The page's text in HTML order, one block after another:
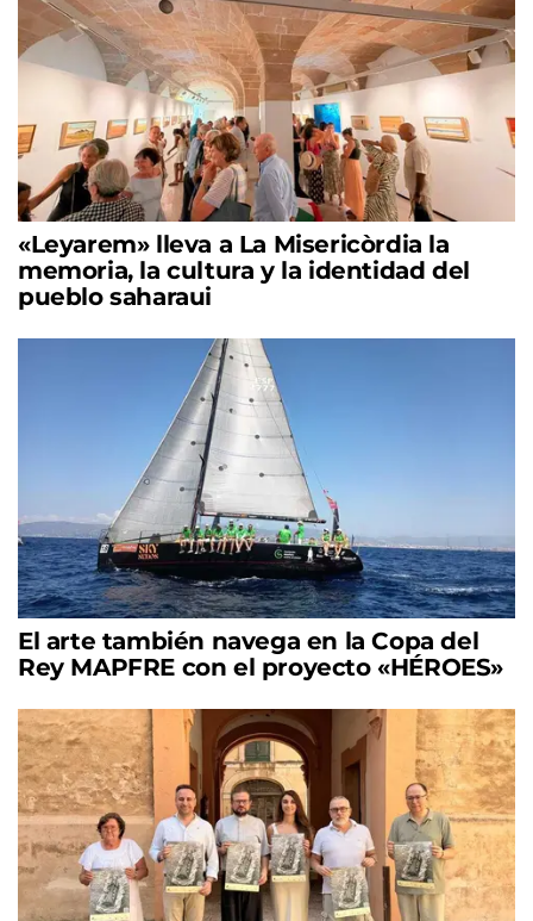
«Leyarem» lleva a La Misericòrdia la
memoria, la cultura y la identidad del
pueblo saharaui
El arte también navega en la Copa del
Rey MAPFRE con el proyecto «HÉROES»